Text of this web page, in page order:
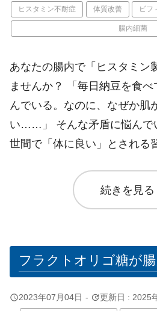
ヒスタミン不耐症 体質改善 ビフ
腸内細菌
あなたの腸内で「ヒスタミン
ませんか？ 「毎日納豆を食
んでいる。なのに、なぜか肌
い……」 そんな矛盾に悩んで
世間で「体に良い」とされる
続きを見る
フラクトオリゴ糖が
query_builder2023年07月04日 - update更新日 : 2025